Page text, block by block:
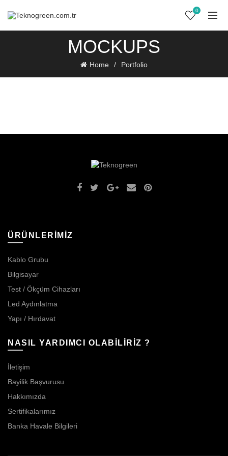
0
MOCKUPS
Home Portfolio
ÜRÜNLERİMİZ
Kablo Grubu
Bilgisayar
Test / Ökçüm Cihazları
Led Aydınlatma
Yapı / Hırdavat
NASIL YARDIMCI OLABİLİRİZ ?
İletişim
Bayilik Başvurusu
Hakkımızda
Sertifikalarımız
Banka Havale Bilgileri